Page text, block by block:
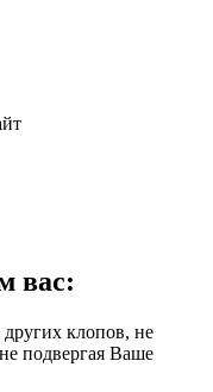
вас:
клопов, не
подвергая Ваше